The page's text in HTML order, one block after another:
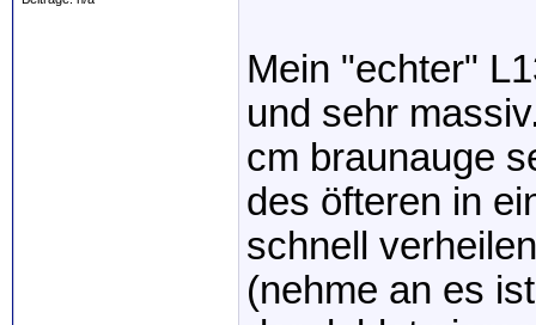
Mein "echter"
und sehr
cm braunauge
des öfteren in
schnell
(nehme an es